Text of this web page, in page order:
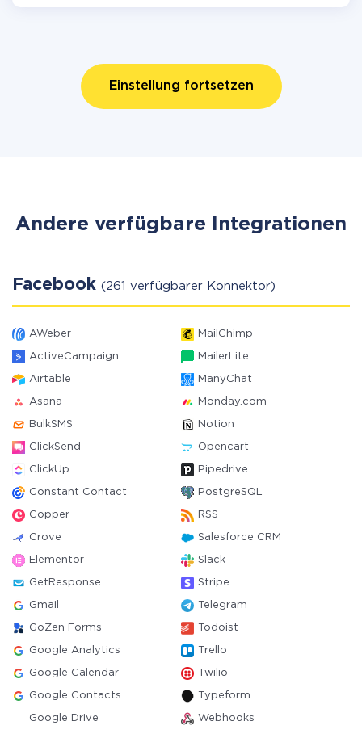
Einstellung fortsetzen
Andere verfügbare Integrationen
Facebook (261 verfügbarer Konnektor)
AWeber MailChimp
ActiveCampaign MailerLite
Airtable ManyChat
Asana Monday.com
BulkSMS Notion
ClickSend Opencart
ClickUp Pipedrive
Constant Contact PostgreSQL
Copper RSS
Crove Salesforce CRM
Elementor Slack
GetResponse Stripe
Gmail Telegram
GoZen Forms Todoist
Google Analytics Trello
Google Calendar Twilio
Google Contacts Typeform
Google Drive Webhooks